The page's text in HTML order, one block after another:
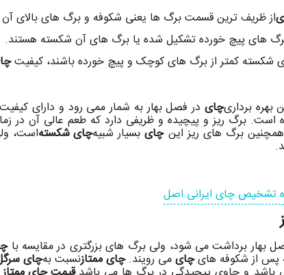
از ظریف ترین قسمت برگ ها یعنی شکوفه و برگ های بالای
های پیچ خورده تشکیل شده یا برگ های آن شکسته هستند.
شکسته کمتر از برگ های کوچک و پیچ خورده باشند، کیفیت
بهره برداریچای در فصل بهار به شمار ممی رود و دارای
است. برگ ریز و پیچیده و ظریفی دارد که طعم عالی آن در
همچنین برگ های ریز اینچایبسیار شبیهچای شکستهاست،
تشخیص چای ایرانی اصل
بهار برداشت می شود، ولی برگ های بزرگتری در مقایسه با
پس از شکوفه هایچایمی رویند.چای ممتازنسبت بهچای